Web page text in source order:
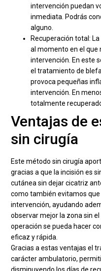
intervención puedan
inmediata. Podrás
alguno.
Recuperación total:
al momento en el que
intervención. En este
el tratamiento de
provoca pequeñas
intervención. En
totalmente
Ventajas de
sin cirugía
Este método sin cirugía
gracias a que la incisión es
cutánea sin dejar cicatriz
como también evitamos
intervención, ayudando
observar mejor la zona sin
operación se pueda hacer
eficaz y rápida.
Gracias a estas ventajas el
carácter ambulatorio,